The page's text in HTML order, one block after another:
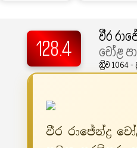
128.4
වීර
චෝළ
ක්‍රිව 1064 -
වීර රාජේන්ද්‍ර